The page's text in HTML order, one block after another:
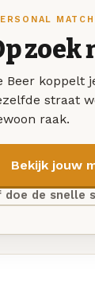
zoek
Beer koppelt
straat
raak.
Bekijk jouw
doe de snelle